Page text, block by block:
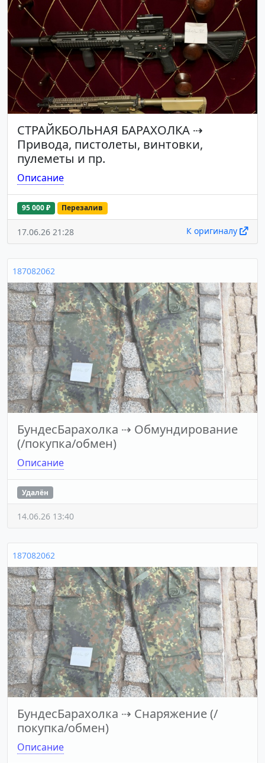
СТРАЙКБОЛЬНАЯ БАРАХОЛКА ⇢
Привода, пистолеты, винтовки,
пулеметы и пр.
Описание
95 000 ₽ Перезалив
17.06.26 21:28 К оригиналу
187082062
БундесБарахолка ⇢ Обмундирование
(/покупка/обмен)
Описание
Удалён
14.06.26 13:40
187082062
БундесБарахолка ⇢ Снаряжение (/
покупка/обмен)
Описание